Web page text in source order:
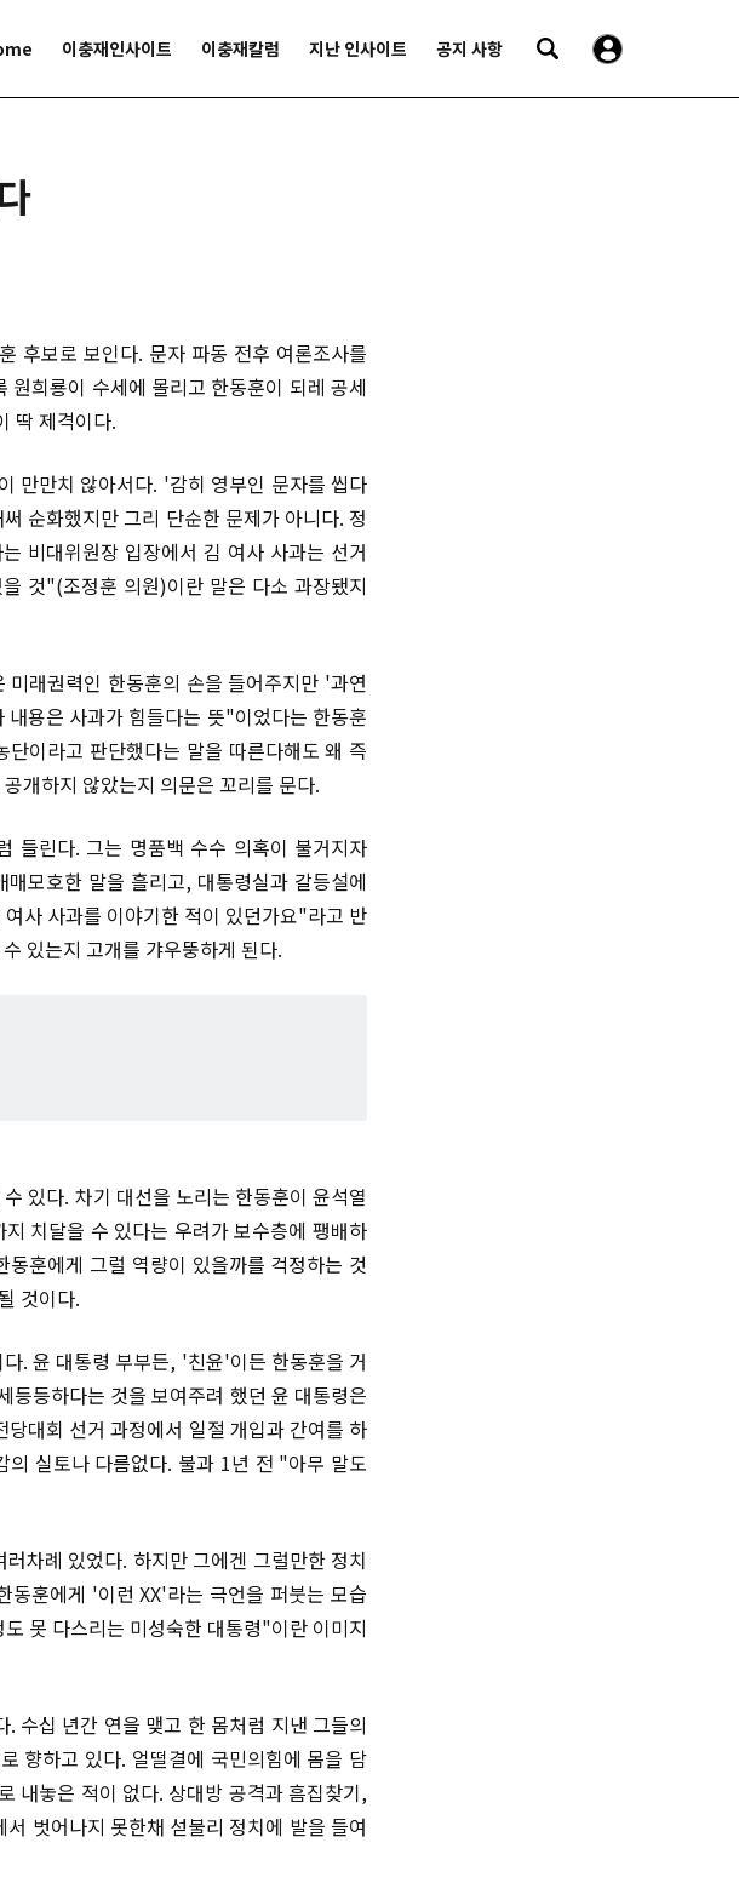
이충재인사이트 이충재칼럼 지난 인사이트 공지 사항
후보로 보인다. 문자 파동 전후 여론조사를
희룡이 수세에 몰리고 한동훈이 되레 공세
딱 제격이다.
만만치 않아서다. '감히 영부인 문자를 씹다
순화했지만 그리 단순한 문제가 아니다. 정
비대위원장 입장에서 김 여사 사과는 선거
것"(조정훈 의원)이란 말은 다소 과장됐지
래권력인 한동훈의 손을 들어주지만 '과연
용은 사과가 힘들다는 뜻"이었다는 한동훈
이라고 판단했다는 말을 따른다해도 왜 즉
개하지 않았는지 의문은 꼬리를 문다.
들린다. 그는 명품백 수수 의혹이 불거지자
모호한 말을 흘리고, 대통령실과 갈등설에
사 사과를 이야기한 적이 있던가요"라고 반
있는지 고개를 갸우뚱하게 된다.
있다. 차기 대선을 노리는 한동훈이 윤석열
치달을 수 있다는 우려가 보수층에 팽배하
훈에게 그럴 역량이 있을까를 걱정하는 것
것이다.
. 윤 대통령 부부든, '친윤'이든 한동훈을 거
등등하다는 것을 보여주려 했던 윤 대통령은
대회 선거 과정에서 일절 개입과 간여를 하
실토나 다름없다. 불과 1년 전 "아무 말도
차례 있었다. 하지만 그에겐 그럴만한 정치
동훈에게 '이런 XX'라는 극언을 퍼붓는 모습
못 다스리는 미성숙한 대통령"이란 이미지
수십 년간 연을 맺고 한 몸처럼 지낸 그들의
향하고 있다. 얼떨결에 국민의힘에 몸을 담
내놓은 적이 없다. 상대방 공격과 흠집찾기,
벗어나지 못한채 섣불리 정치에 발을 들여